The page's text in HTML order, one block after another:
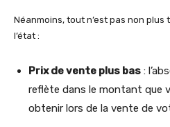
Néanmoins, tout n’est pas non
l’état :
Prix de vente plus bas :
reflète dans le montant que
obtenir lors de la vente de